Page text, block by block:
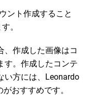
ント作成すること
。
、作成した画像はコ
す。作成したコンテ
い方には、Leonardo
おすすめです。